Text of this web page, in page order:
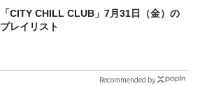
「CITY CHILL CLUB」7月31日（金）の
プレイリスト
Recommended by